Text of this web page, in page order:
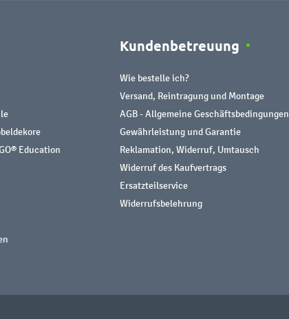
Education
Kundenbetreuung
Wie bestelle ich?
Versand, Reintragung und Montage
AGB - Allgemeine Geschäftsbedingungen
Gewährleistung und Garantie
Reklamation, Widerruf, Umtausch
Widerruf des Kaufvertrags
Ersatzteilservice
Widerrufsbelehrung